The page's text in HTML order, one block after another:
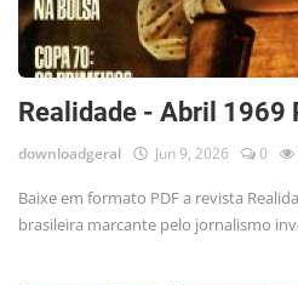
Realidade - Abril 1969
downloadgeral Jun 9, 2026 0
Baixe em formato PDF a revista
brasileira marcante pelo jornalismo